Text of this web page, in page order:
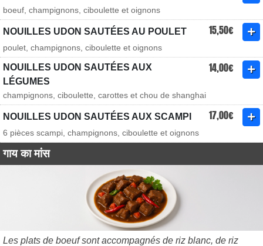
boeuf, champignons, ciboulette et oignons
NOUILLES UDON SAUTÉES AU POULET 15,50€
poulet, champignons, ciboulette et oignons
NOUILLES UDON SAUTÉES AUX
LÉGUMES
14,00€
champignons, ciboulette, carottes et chou de shanghai
NOUILLES UDON SAUTÉES AUX SCAMPI 17,00€
6 pièces scampi, champignons, ciboulette et oignons
गाय का मांस
Les plats de boeuf sont accompagnés de riz blanc, de riz